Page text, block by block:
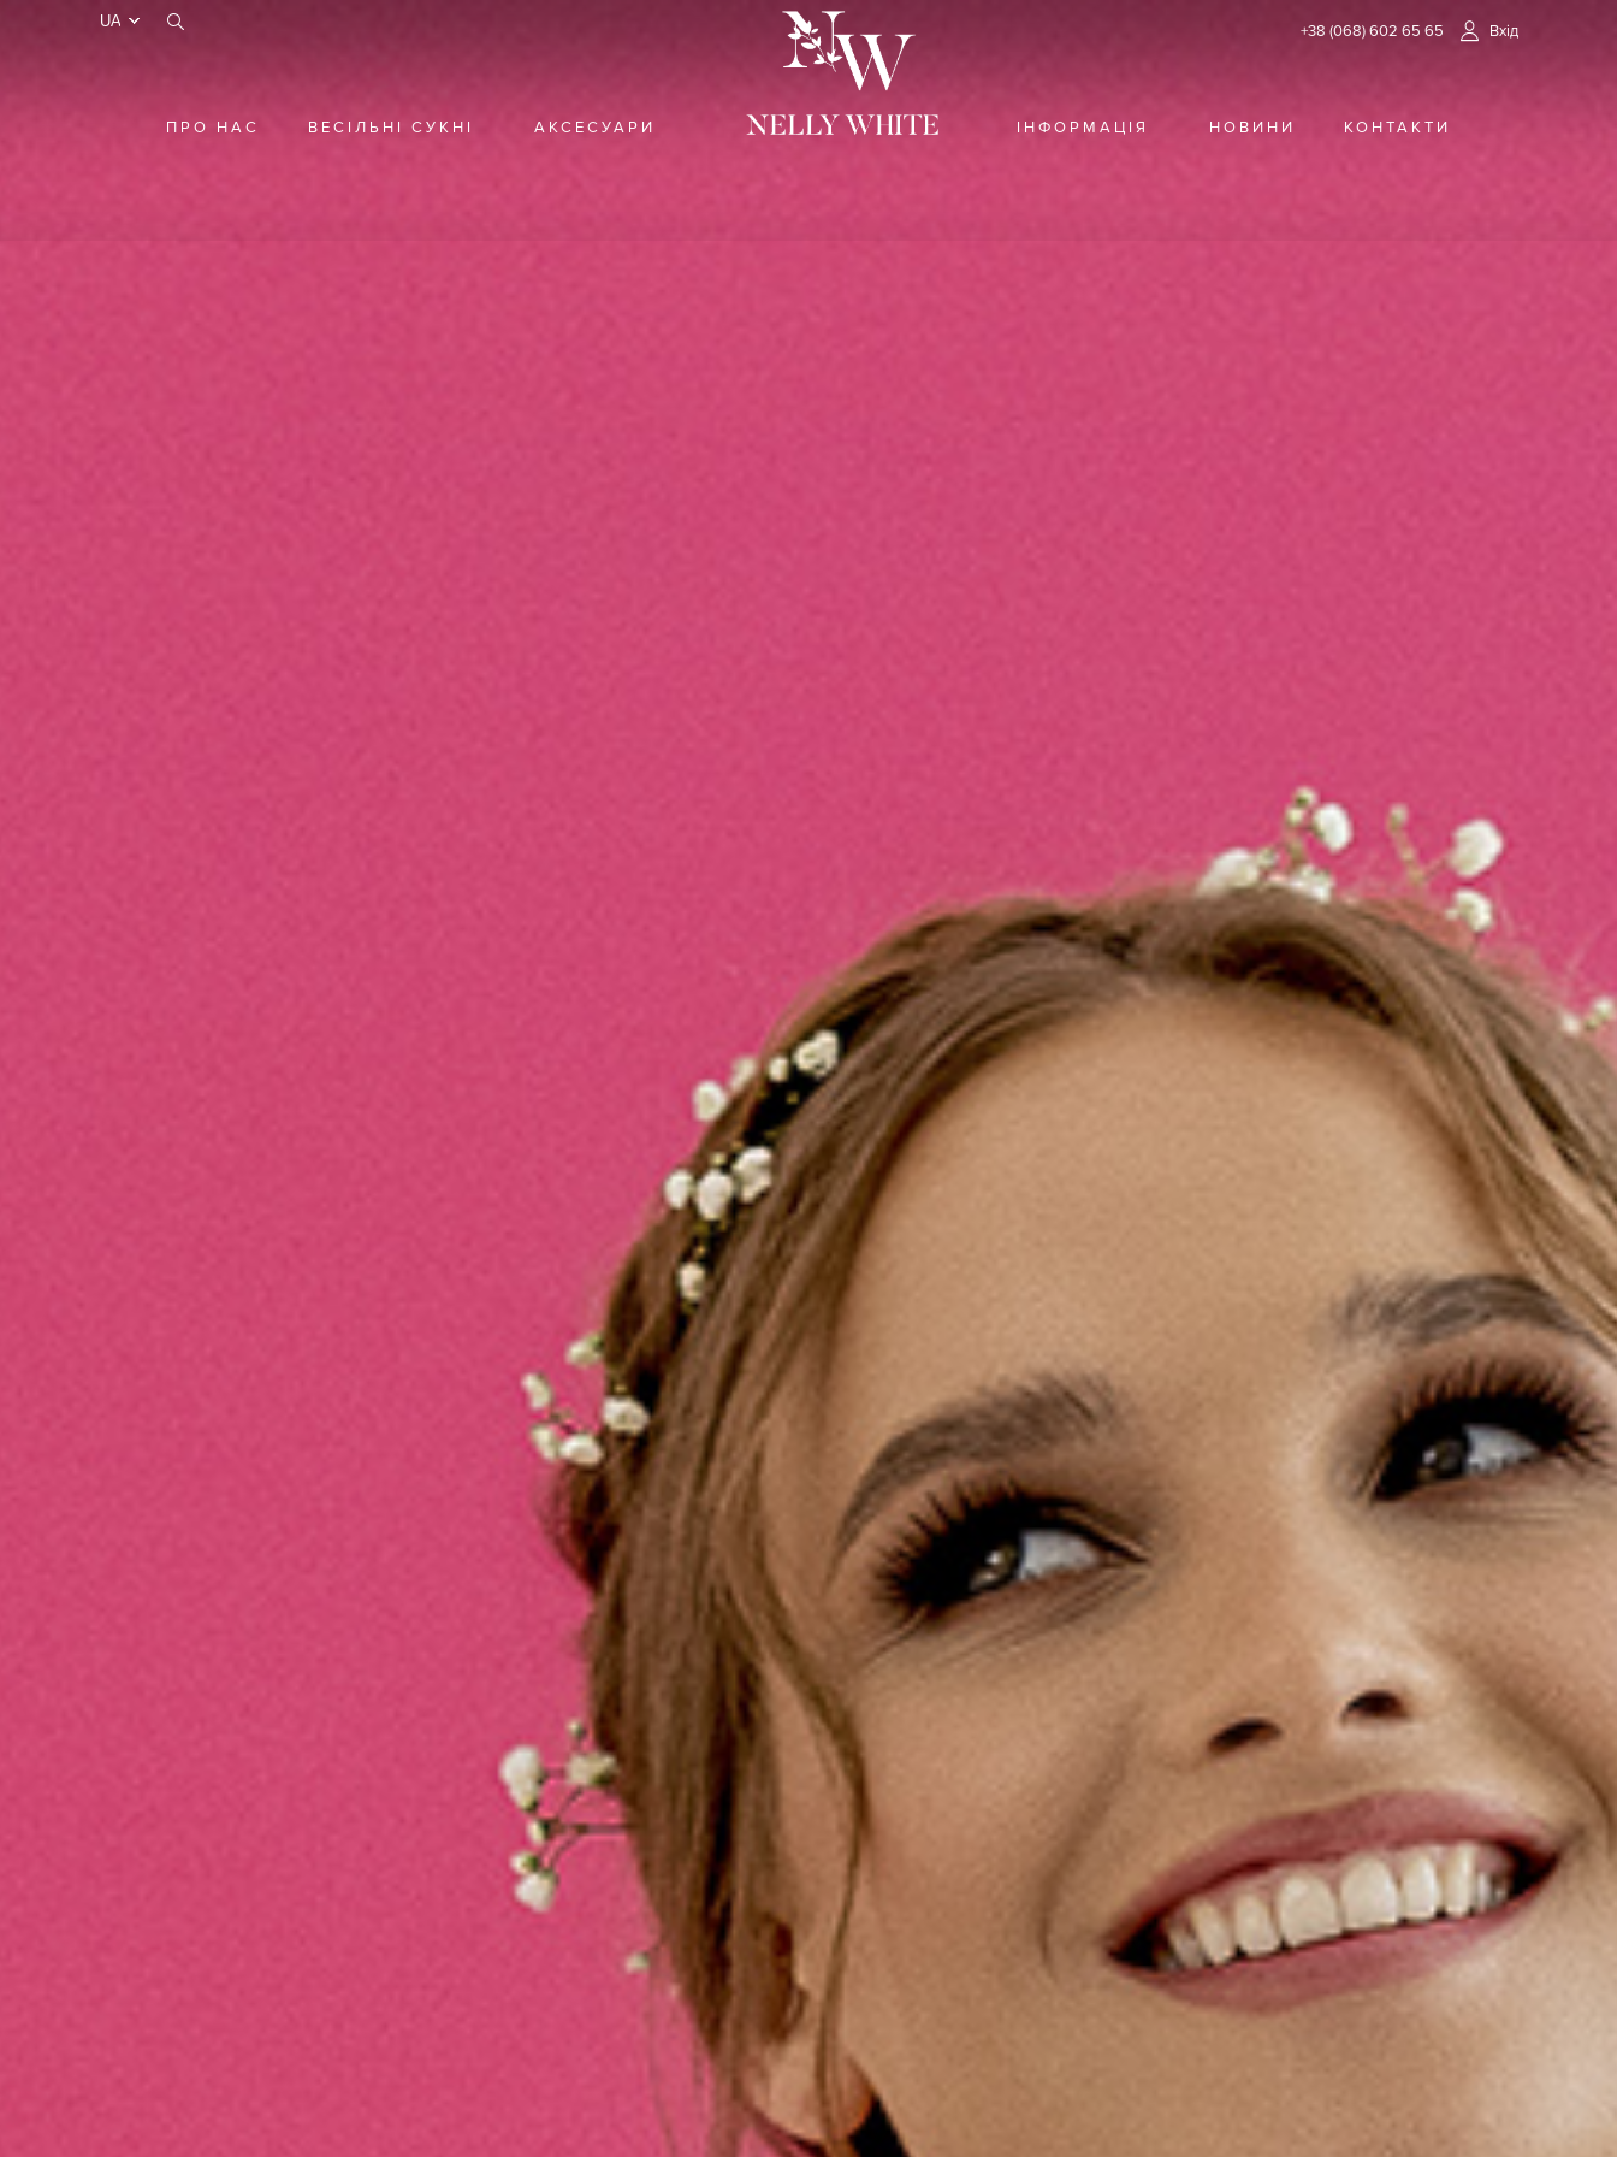
+38 (068) 602 65 65 Вхід
ПРО НАС ВЕСІЛЬНІ СУКНІ АКСЕСУАРИ ІНФОРМАЦІЯ НОВИНИ КОНТАКТИ